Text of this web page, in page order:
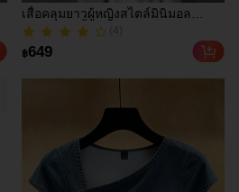
เสื้อคลุมยาวผู้หญิงสไตล์มินิมอล
หรูหรา คอตั้ง แขนยาว ผ่าสูงถึงต้นขา
(มีฟองน้ำเสริมไหล่) สีพื้น ผูกหลัง
เหมาะสำหรับใส่ประจำวันและออก
฿649